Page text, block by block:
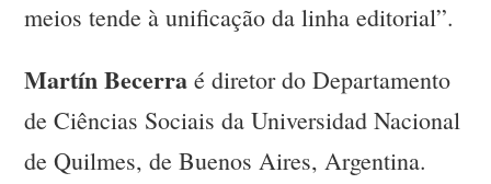
meios tende à unificação da linha editorial”.
Martín Becerra é diretor do Departamento
de Ciências Sociais da Universidad Nacional
de Quilmes, de Buenos Aires, Argentina.